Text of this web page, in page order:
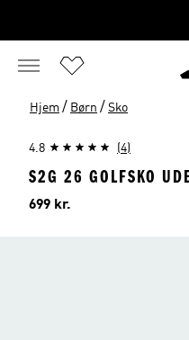
Hjem / Børn / Sko
4.8 (4)
S2G 26 GOLFSKO
Pris
699 kr.